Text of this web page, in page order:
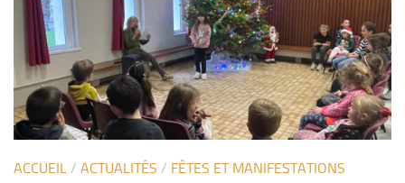
ACCUEIL / ACTUALITÉS / FÊTES ET MANIFESTATIONS